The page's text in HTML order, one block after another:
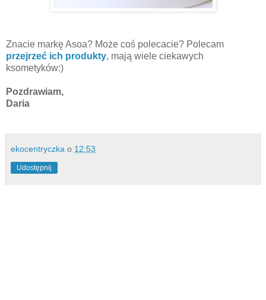
Znacie markę Asoa? Może coś polecacie? Polecam
przejrzeć ich produkty, mają wiele ciekawych
ksometyków:)
Pozdrawiam,
Daria
ekocentryczka o 12:53
Udostępnij